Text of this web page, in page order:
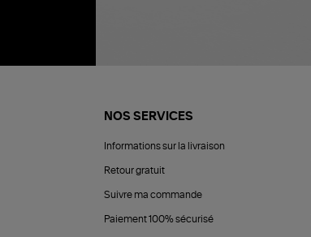
NOS SERVICES
Informations sur la livraison
Retour gratuit
Suivre ma commande
Paiement 100% sécurisé